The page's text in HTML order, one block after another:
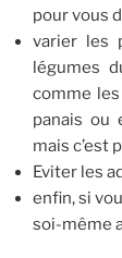
pour vous
varier les
légumes
comme
panais ou
mais c’est
Eviter les
enfin, si
soi-même